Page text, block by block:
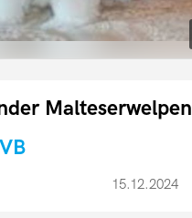
Malteserwelpen
VB
15.12.2024